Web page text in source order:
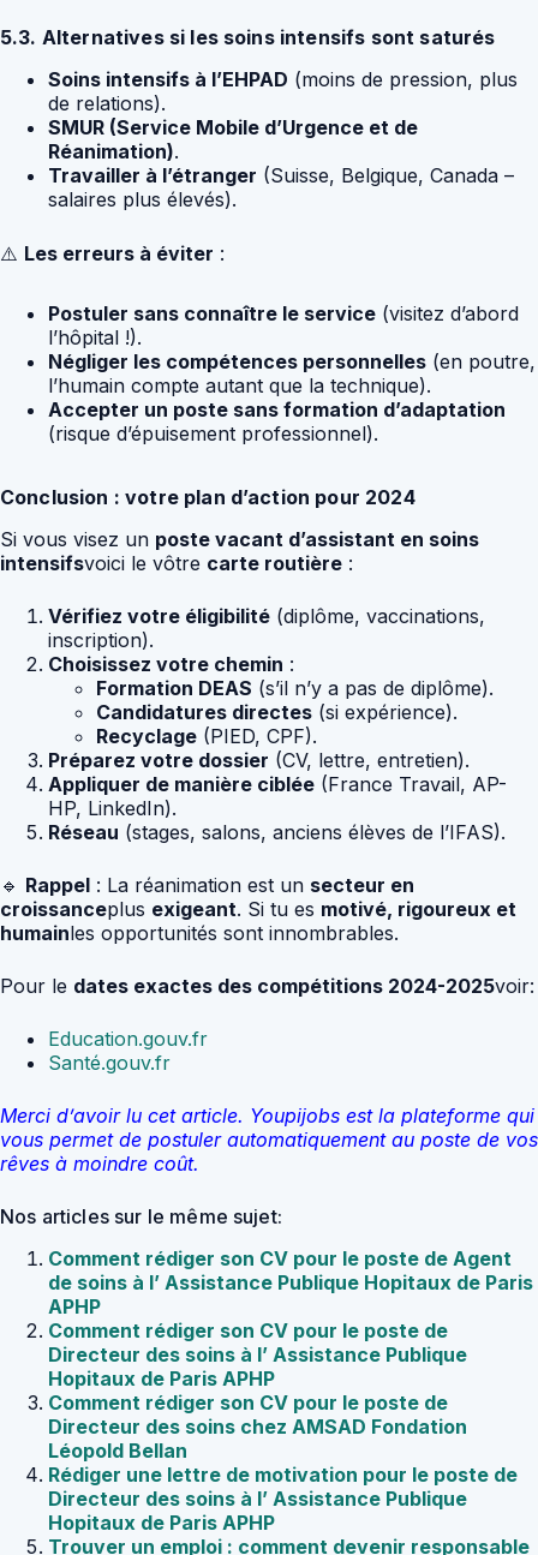
5.3. Alternatives si les soins intensifs sont saturés
Soins intensifs à l’EHPAD (moins de pression, plus
de relations).
SMUR (Service Mobile d’Urgence et de
Réanimation).
Travailler à l’étranger (Suisse, Belgique, Canada –
salaires plus élevés).
⚠️ Les erreurs à éviter :
Postuler sans connaître le service (visitez d’abord
l’hôpital !).
Négliger les compétences personnelles (en poutre,
l’humain compte autant que la technique).
Accepter un poste sans formation d’adaptation
(risque d’épuisement professionnel).
Conclusion : votre plan d’action pour 2024
Si vous visez un poste vacant d’assistant en soins
intensifsvoici le vôtre carte routière :
Vérifiez votre éligibilité (diplôme, vaccinations,
inscription).
Choisissez votre chemin :
Formation DEAS (s’il n’y a pas de diplôme).
Candidatures directes (si expérience).
Recyclage (PIED, CPF).
Préparez votre dossier (CV, lettre, entretien).
Appliquer de manière ciblée (France Travail, AP-
HP, LinkedIn).
Réseau (stages, salons, anciens élèves de l’IFAS).
🔹 Rappel : La réanimation est un secteur en
croissanceplus exigeant. Si tu es motivé, rigoureux et
humainles opportunités sont innombrables.
Pour le dates exactes des compétitions 2024-2025voir:
Education.gouv.fr
Santé.gouv.fr
Merci d’avoir lu cet article. Youpijobs est la plateforme qui
vous permet de postuler automatiquement au poste de vos
rêves à moindre coût.
Nos articles sur le même sujet:
Comment rédiger son CV pour le poste de Agent
de soins à l’ Assistance Publique Hopitaux de Paris
APHP
Comment rédiger son CV pour le poste de
Directeur des soins à l’ Assistance Publique
Hopitaux de Paris APHP
Comment rédiger son CV pour le poste de
Directeur des soins chez AMSAD Fondation
Léopold Bellan
Rédiger une lettre de motivation pour le poste de
Directeur des soins à l’ Assistance Publique
Hopitaux de Paris APHP
Trouver un emploi : comment devenir responsable